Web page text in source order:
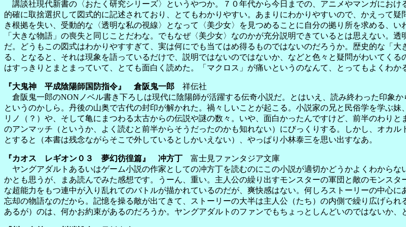
講談社現代新書の〈おたく研究シリーズ〉というやつか。７０年代から今日までの、アニメやマンガにお
的確に取捨選択して図式的に記述されており、とてもわかりやすい。あまりにわかりやすいので、かえって
き根拠を失い、受動的な〈透明な私の視線〉となって〈美少女〉を見つめることに自分の拠り所を求める、
「大きな物語」の喪失と同じことだわな。でもなぜ〈美少女〉なのかが充分説明できているとは思えない。
だ。どうもこの図式はわかりやすすぎて、実は何にでも当てはめ得るものではないのだろうか。歴史的な「
る、となると、それは現象を語っているだけで、説明ではないのではないか、などと色々と疑問がわいてく
はすっきりとまとまっていて、とても面白く読めた。「マクロス」が痛いというのなんて、とってもよくわか
『大鬼神 平成陰陽師国防指令』 倉阪鬼一郎 祥伝社
倉阪鬼一郎のNONノベル書き下ろしは現代に陰陽師が活躍する伝奇小説だ。とはいえ、読み終わった印象
というのかしら。丹後の山奥で古代の封印が解かれた。禍々しいことが起こる。小説家の兄と民俗学を学ぶ
リノ（？）や、そして亀にまつわる太古からの伝説や謎の数々。いや、面白かったんですけど、前半のわり
のアンマッチ（というか、よく読むと前半からそうだったのかも知れない）にびっくりする。しかし、オカ
とすると（本書は残念ながらそこで外しているとしかいえない）、やっぱり小林泰三を思い出すなあ。
『カオス レギオン０３ 夢幻彷徨篇』 冲方丁 富士見ファンタジア文庫
ヤングアダルトあるいはゲーム小説の作家としての冲方丁を読むのにこの小説が適切かどうかよくわから
かとも思うが、まあ読んでみた感想です。うーん、重い。主人公の繰り出すモンスターの軍団と敵のモンス
な超能力をもつ連中が入り乱れてのバトルが描かれているのだが、爽快感はない。何しろストーリーの中心
忘却の物語なのだから。記憶を操る敵が出てきて、ストーリーの大半は主人公（たち）の内側で繰り広げら
あるが）のは、何かお約束があるのだろうか。ヤングアダルトのファンでもちょっとしんどいのではないか、